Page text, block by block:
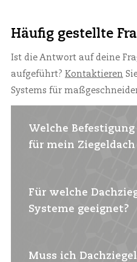
Häufig gestellte
Ist die Antwort auf deine
aufgeführt? Kontaktieren
Systems für
Welche
für mein Ziegeldach
Das hängt vom Typ der
Dachkonstruktion ab. In
gleichmäßigen Dach ist
Für welche
Systeme geeignet?
Für fast alle
Muss ich